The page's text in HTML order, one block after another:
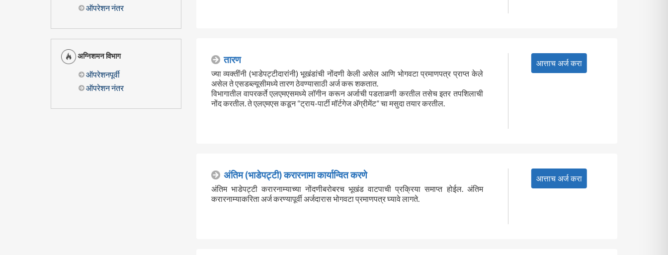
ऑपरेशन नंतर
अग्निशमन विभाग
ऑपरेशनपूर्वी
ऑपरेशन नंतर
तारण
ज्या व्यक्तींनी (भाडेपट्टीदारांनी) भूखंडांची नोंदणी केली असेल आणि भोगवटा प्रमाणपत्र प्राप्त केले
असेल ते एसडब्ल्यूसीमध्ये तारण ठेवण्यासाठी अर्ज करू शकतात.
विभागातील वापरकर्ते एलएमएसमध्ये लॉगीन करून अर्जाची पडताळणी करतील तसेच इतर तपशिलाची
नोंद करतील. ते एलएमएस कडून “ट्राय-पार्टी मॉर्टगेज अ‍ॅग्रीमेंट” चा मसुदा तयार करतील.
आत्ताच अर्ज करा
अंतिम (भाडेपट्टी) करारनामा कार्यान्वित करणे
अंतिम भाडेपट्टी करारनाम्याच्या नोंदणीबरोबरच भूखंड वाटपाची प्रक्रिया समाप्त होईल. अंतिम
करारनाम्याकरिता अर्ज करण्यापूर्वी अर्जदारास भोगवटा प्रमाणपत्र घ्यावे लागते.
आत्ताच अर्ज करा